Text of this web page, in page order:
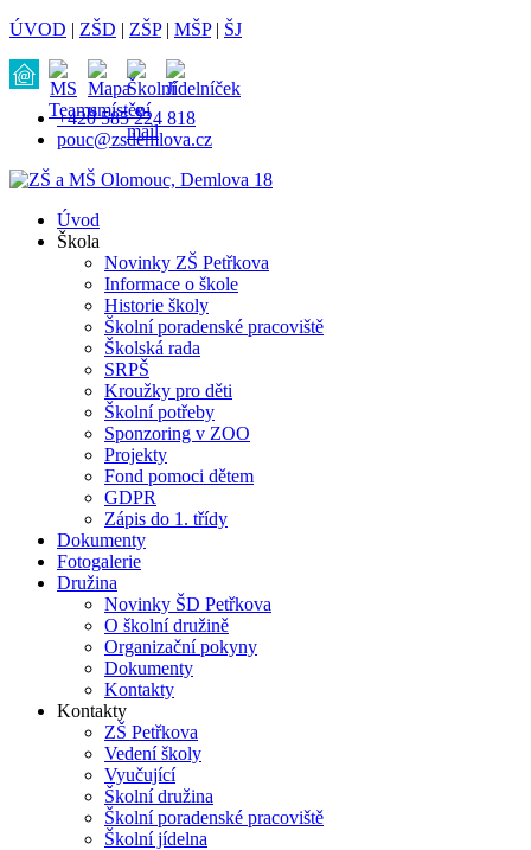
ÚVOD | ZŠD | ZŠP| MŠP| ŠJ
+420 585 224 818
pouc@zsdemlova.cz
Úvod
Škola
Novinky ZŠ Petřkova
Informace o škole
Historie školy
Školní poradenské pracoviště
Školská rada
SRPŠ
Kroužky pro děti
Školní potřeby
Sponzoring v ZOO
Projekty
Fond pomoci dětem
GDPR
Zápis do 1. třídy
Dokumenty
Fotogalerie
Družina
Novinky ŠD Petřkova
O školní družině
Organizační pokyny
Dokumenty
Kontakty
Kontakty
ZŠ Petřkova
Vedení školy
Vyučující
Školní družina
Školní poradenské pracoviště
Školní jídelna